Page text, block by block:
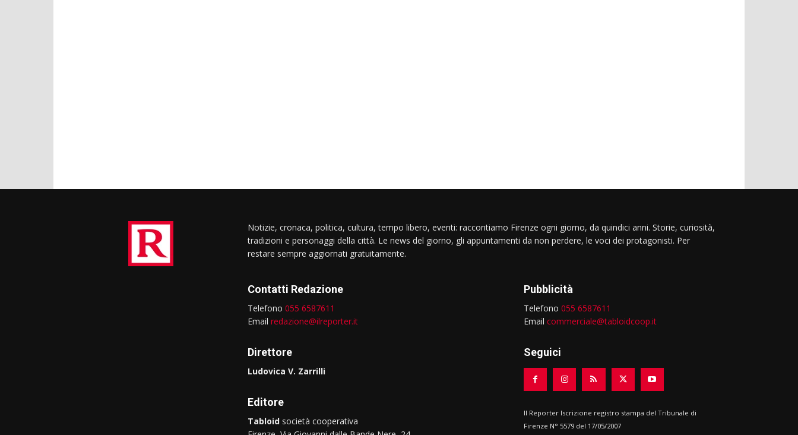
Notizie, cronaca, politica, cultura, tempo libero, eventi: raccontiamo Firenze ogni giorno, da quindici anni. Storie, curiosità,
tradizioni e personaggi della città. Le news del giorno, gli appuntamenti da non perdere, le voci dei protagonisti. Per
restare sempre aggiornati gratuitamente.
Contatti Redazione
Telefono 055 6587611
Email redazione@ilreporter.it
Direttore
Ludovica V. Zarrilli
Editore
Tabloid società cooperativa
Pubblicità
Telefono 055 6587611
Email commerciale@tabloidcoop.it
Seguici
Il Reporter Iscrizione registro stampa del Tribunale di
Firenze N° 5579 del 17/05/2007